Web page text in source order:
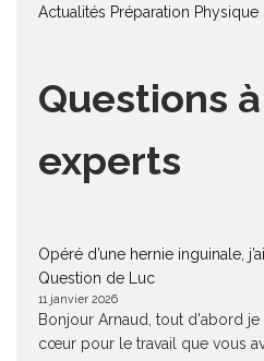
Actualités Préparation Physique
Questions
experts
Opéré d’une hernie inguinale,
Question de Luc
11 janvier 2026
Bonjour Arnaud, tout d'abord
cœur pour le travail que vous